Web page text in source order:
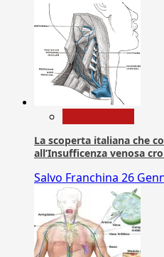
La scoperta italiana che
all’Insufficenza venosa
Salvo Franchina 26